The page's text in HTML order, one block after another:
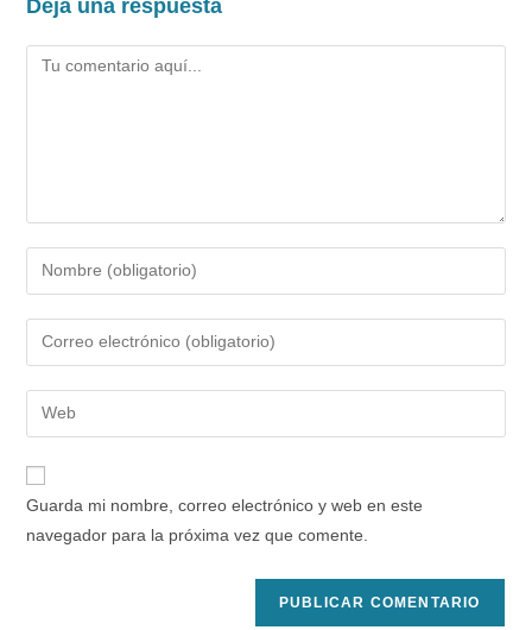
Deja una respuesta
Comentario
Introduce
tu
nombre
de
usuario
para
comentar
Introduce
tu
dirección
de
electrónico
para
comentar
Introduce
la
URL
Guarda mi nombre, correo electrónico y web en este
navegador para la próxima vez que comente.